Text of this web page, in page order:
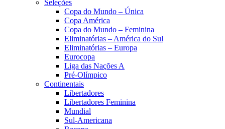
Seleções
Copa do Mundo – Única
Copa América
Copa do Mundo – Feminina
Eliminatórias – América do Sul
Eliminatórias – Europa
Eurocopa
Liga das Nações A
Pré-Olímpico
Continentais
Libertadores
Libertadores Feminina
Mundial
Sul-Americana